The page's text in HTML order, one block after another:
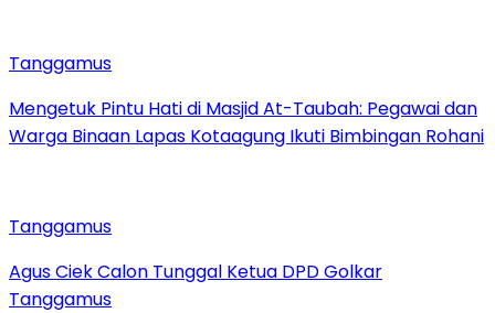
Tanggamus
Mengetuk Pintu Hati di Masjid At-Taubah: Pegawai dan
Warga Binaan Lapas Kotaagung Ikuti Bimbingan Rohani
Tanggamus
Agus Ciek Calon Tunggal Ketua DPD Golkar
Tanggamus